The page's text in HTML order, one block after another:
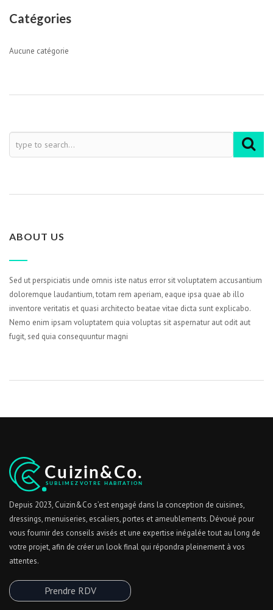
Catégories
Aucune catégorie
ABOUT US
Sed ut perspiciatis unde omnis iste natus error sit voluptatem accusantium
doloremque laudantium, totam rem aperiam, eaque ipsa quae ab illo
inventore veritatis et quasi architecto beatae vitae dicta sunt explicabo.
Nemo enim ipsam voluptatem quia voluptas sit aspernatur aut odit aut
fugit, sed quia consequuntur magni
Depuis 2023, Cuizin&Co s’est engagé dans la conception de cuisines,
dressings, menuiseries, escaliers, portes et ameublements. Dévoué pour
vous fournir des conseils avisés et une expertise inégalée tout au long de
votre projet, afin de créer un look final qui répondra pleinement à vos
attentes.
Prendre RDV